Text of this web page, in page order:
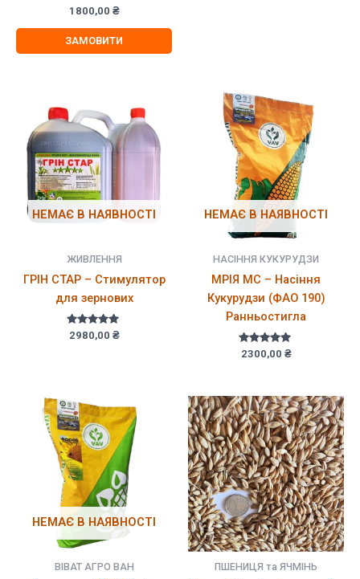
1800,00 ₴
ЗАМОВИТИ
НЕМАЄ В НАЯВНОСТІ
ЖИВЛЕННЯ
ГРІН СТАР – Стимулятор
для зернових
Оцінено в
5.00
2980,00 ₴
НЕМАЄ В НАЯВНОСТІ
НАСІННЯ КУКУРУДЗИ
МРІЯ МС – Насіння
Кукурудзи (ФАО 190)
Ранньостигла
Оцінено в
5.00
2300,00 ₴
НЕМАЄ В НАЯВНОСТІ
ВІВАТ АГРО ВАН ПШЕНИЦЯ та ЯЧМІНЬ